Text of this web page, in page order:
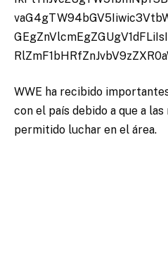
WWE ha recibido
con el país debido a que a
permitido luchar en el área.